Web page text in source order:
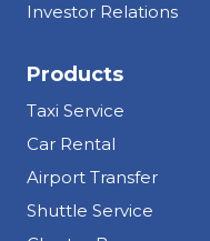
Investor Relations
Products
Taxi Service
Car Rental
Airport Transfer
Shuttle Service